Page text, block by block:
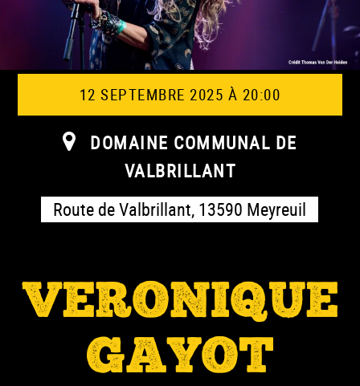
12 SEPTEMBRE 2025 À 20:00
DOMAINE COMMUNAL DE
VALBRILLANT
Route de Valbrillant, 13590 Meyreuil
VERONIQUE
GAYOT